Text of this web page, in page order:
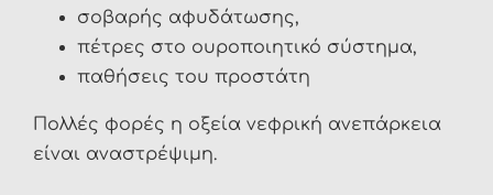
σοβαρής αφυδάτωσης,
πέτρες στο ουροποιητικό σύστημα,
παθήσεις του προστάτη
Πολλές φορές η οξεία νεφρική ανεπάρκεια
είναι αναστρέψιμη.